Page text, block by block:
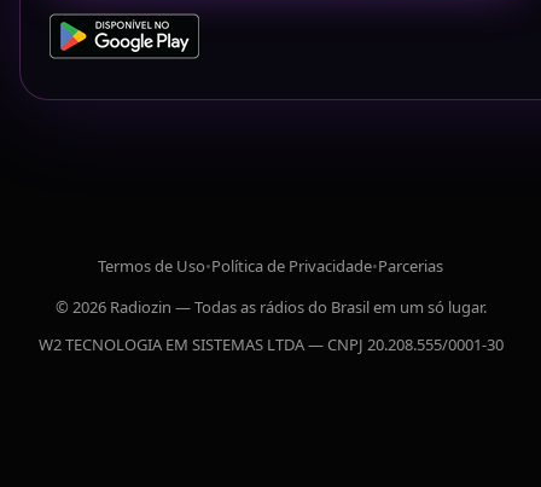
Termos de Uso•Política de Privacidade•Parcerias
© 2026 Radiozin — Todas as rádios do Brasil em um só lugar.
W2 TECNOLOGIA EM SISTEMAS LTDA — CNPJ 20.208.555/0001-30